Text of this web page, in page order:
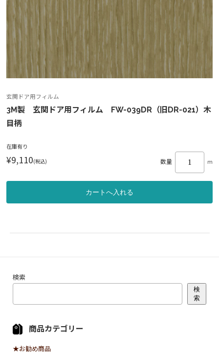
玄関ドア用フィルム
3M製 玄関ドア用フィルム FW-039DR（旧DR-021）木
目柄
在庫有り
¥9,110(税込) 数量 m
検索
検
索
商品カテゴリー
★お勧め商品